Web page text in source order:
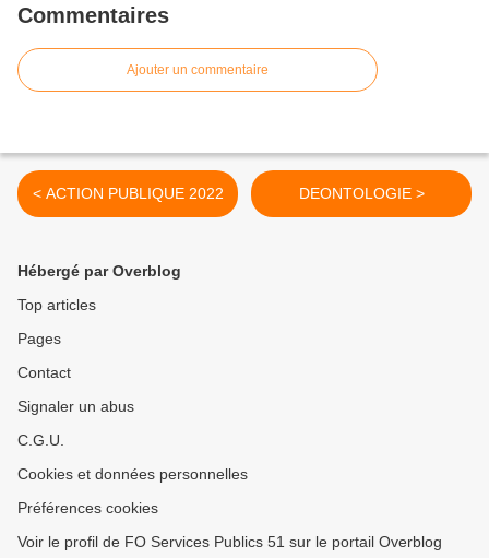
Commentaires
Ajouter un commentaire
< ACTION PUBLIQUE 2022 DEONTOLOGIE >
Hébergé par Overblog
Top articles
Pages
Contact
Signaler un abus
C.G.U.
Cookies et données personnelles
Préférences cookies
Voir le profil de FO Services Publics 51 sur le portail Overblog